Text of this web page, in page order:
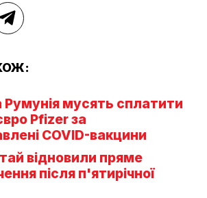
мусять сплатити
Pfizer за
COVID-вакцини
відновили пряме
після п'ятирічної